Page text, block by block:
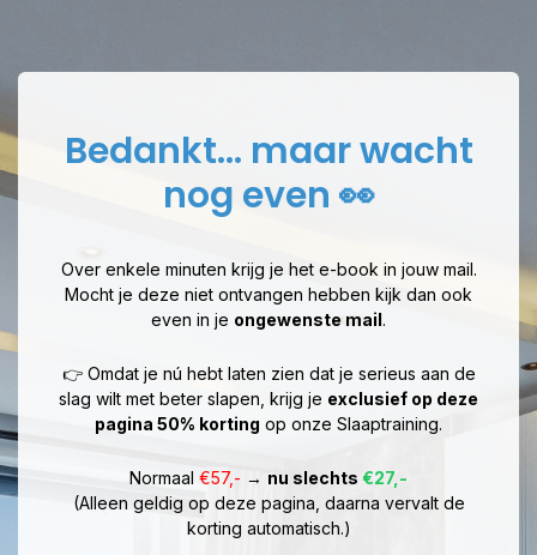
Bedankt... maar wacht
nog even 👀
Over enkele minuten krijg je het e-book in jouw mail.
Mocht je deze niet ontvangen hebben kijk dan ook
even in je ongewenste mail.
👉 Omdat je nú hebt laten zien dat je serieus aan de
slag wilt met beter slapen, krijg je exclusief op deze
pagina 50% korting op onze Slaaptraining.
Normaal €57,- → nu slechts €27,-
(Alleen geldig op deze pagina, daarna vervalt de
korting automatisch.)